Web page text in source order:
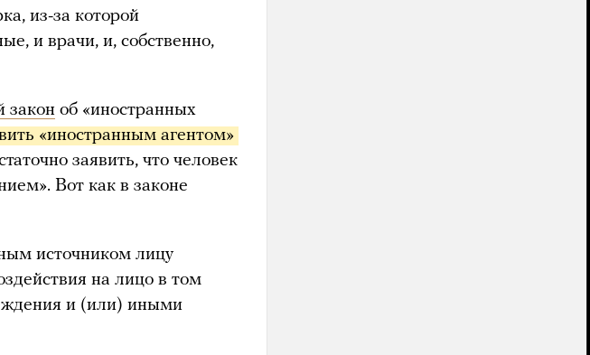
из-за которой
и врачи, и, собственно,
закон об «иностранных
«иностранным агентом»
заявить, что человек
Вот как в законе
источником лицу
на лицо в том
и (или) иными